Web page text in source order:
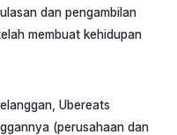
dan pengambilan
membuat kehidupan
Ubereats
(perusahaan dan